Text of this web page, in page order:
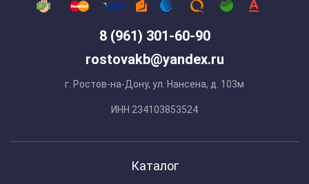
8 (961) 301-60-90
rostovakb@yandex.ru
г. Ростов-на-Дону, ул. Нансена, д. 103м
ИНН 234103853524
Каталог